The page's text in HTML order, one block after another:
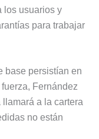
los usuarios y
para trabajar
base persistían en
Fernández
a la cartera
no están